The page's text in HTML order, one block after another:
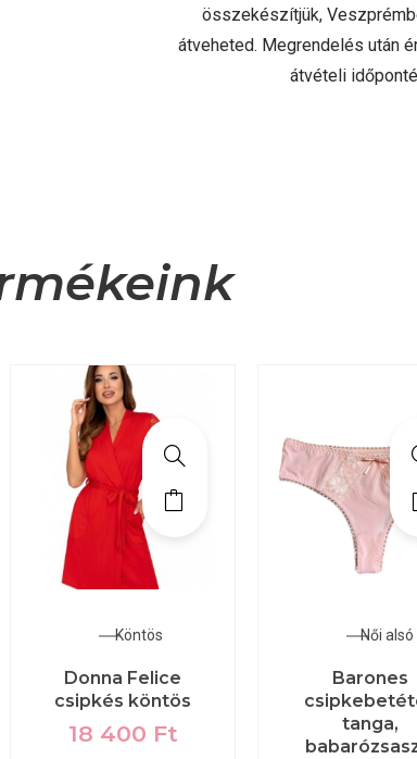
összekészítjük,
átveheted. Megrendelés után
átvételi
Köntös
Donna Felice
csipkés köntös
18 400 Ft
Női alsó
Barones
tanga,